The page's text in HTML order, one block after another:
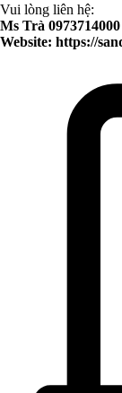
Vui lòng liên hệ:
Ms Trà
Website: https://